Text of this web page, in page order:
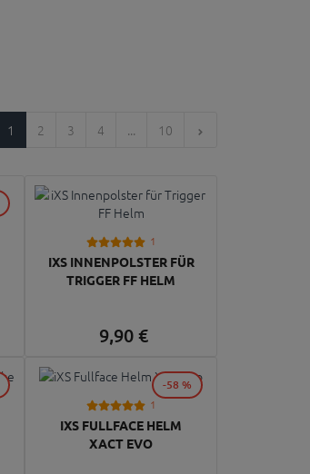
1 2 3 4 ... 10
1
IXS INNENPOLSTER FÜR
TRIGGER FF HELM
9,90€
1
IXS FULLFACE HELM
XACT EVO
-58 %